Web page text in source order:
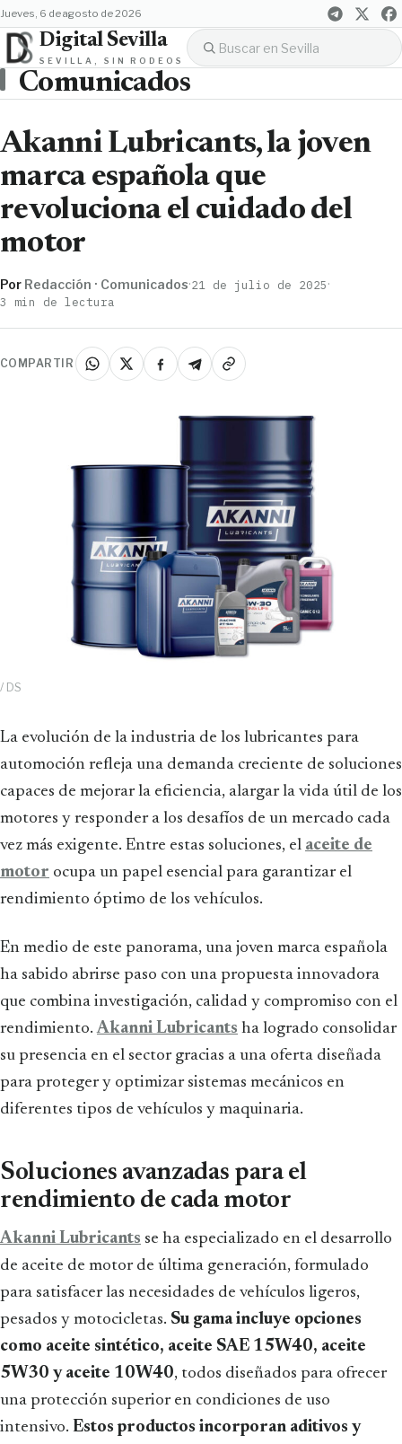
jueves, 6 de agosto de 2026
Digital Sevilla
SEVILLA, SIN RODEOS
Comunicados
Akanni Lubricants, la joven
marca española que
revoluciona el cuidado del
motor
Por Redacción · Comunicados·21 de julio de 2025·
3 min de lectura
COMPARTIR
/ DS
La evolución de la industria de los lubricantes para
automoción refleja una demanda creciente de soluciones
capaces de mejorar la eficiencia, alargar la vida útil de los
motores y responder a los desafíos de un mercado cada
vez más exigente. Entre estas soluciones, el aceite de
motor ocupa un papel esencial para garantizar el
rendimiento óptimo de los vehículos.
En medio de este panorama, una joven marca española
ha sabido abrirse paso con una propuesta innovadora
que combina investigación, calidad y compromiso con el
rendimiento.Akanni Lubricants ha logrado consolidar
su presencia en el sector gracias a una oferta diseñada
para proteger y optimizar sistemas mecánicos en
diferentes tipos de vehículos y maquinaria.
Soluciones avanzadas para el
rendimiento de cada motor
Akanni Lubricants se ha especializado en el desarrollo
de aceite de motor de última generación, formulado
para satisfacer las necesidades de vehículos ligeros,
pesados y motocicletas. Su gama incluye opciones
como aceite sintético, aceite SAE 15W40, aceite
5W30 y aceite 10W40, todos diseñados para ofrecer
una protección superior en condiciones de uso
intensivo. Estos productos incorporan aditivos y